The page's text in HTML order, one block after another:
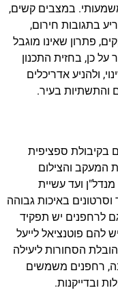
במצבים קשים,
בתגובות חירום,
פתרון שאינו מוגבל
על כן, בחזית התכנון
ולהניע אדריכלים
והתשתיות בעיר.
בקיבולת ספציפית
המעקב והצילום
ועד עשיית
באיכות גבוהה
לרחפנים יש תפקיד
להם פוטנציאל לייעל
הסחורות ליעילה
רחפנים משמשים
ובדייקנות.